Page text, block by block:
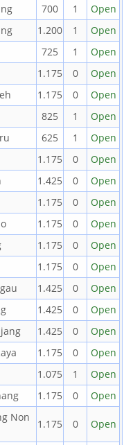
700 1
Open
1.200 1
Open
725 1
Open
1.175 0
Open
1.175 0
Open
825 1
Open
625 1
Open
1.175 0
Open
1.425 0
Open
1.175 0
Open
1.175 0
Open
1.175 0
Open
1.175 0
Open
1.425 0
Open
1.425 0
Open
1.425 0
Open
1.175 0
Open
1.075 1
Open
1.175 0 Open
Non
1.175 0 Open